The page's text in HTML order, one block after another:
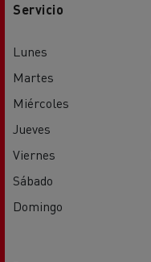
Servicio
Lunes
Martes
Miércoles
Jueves
Viernes
Sábado
Domingo